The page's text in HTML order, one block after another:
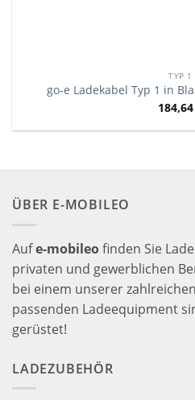
TYP 1
go-e Ladekabel Typ 1 in
184,64
ÜBER E-MOBILEO
Aufe-mobileofinden Sie
privaten und gewerblichen
bei einem unserer
passenden Ladeequipment
gerüstet!
LADEZUBEHÖR